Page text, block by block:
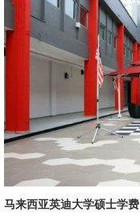
马来西亚英迪大学硕士学费